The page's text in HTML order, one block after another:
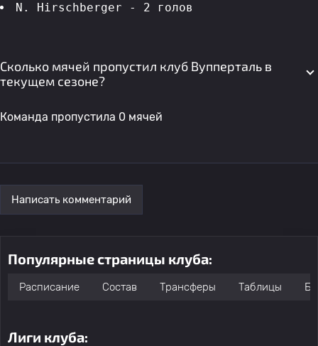
N. Hirschberger - 2 голов
Сколько мячей пропустил клуб Вупперталь в
текущем сезоне?
Команда пропустила 0 мячей
Написать комментарий
Популярные страницы клуба:
Расписание Состав Трансферы Таблицы
Лиги клуба: